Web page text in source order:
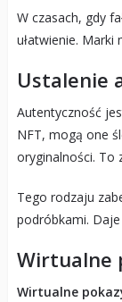
W czasach, gdy
ułatwienie.
Ustalenie
Autentyczność
NFT, mogą one
oryginalności. To
Tego rodzaju
podróbkami.
Wirtualne
Wirtualne